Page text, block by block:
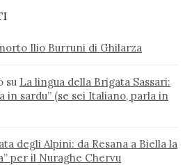
Ilio Burruni di Ghilarza
su La lingua della Brigata Sassari:
in sardu” (se sei Italiano, parla in
degli Alpini: da Resana a Biella la
per il Nuraghe Chervu